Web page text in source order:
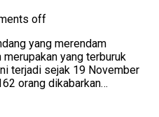
off
yang merendam
yang terburuk
terjadi sejak 19 November
orang dikabarkan…